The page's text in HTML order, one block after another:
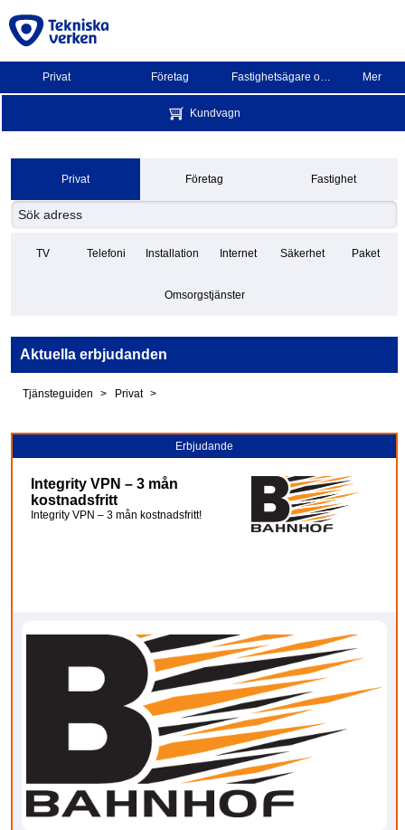
Privat Företag Fastighetsägare och BRF Mer
Kundvagn
Privat Företag Fastighet
TV Telefoni Installation Internet Säkerhet Paket
Omsorgstjänster
Aktuella erbjudanden
Tjänsteguiden Privat
Erbjudande
Integrity VPN – 3 mån
kostnadsfritt
Integrity VPN – 3 mån kostnadsfritt!